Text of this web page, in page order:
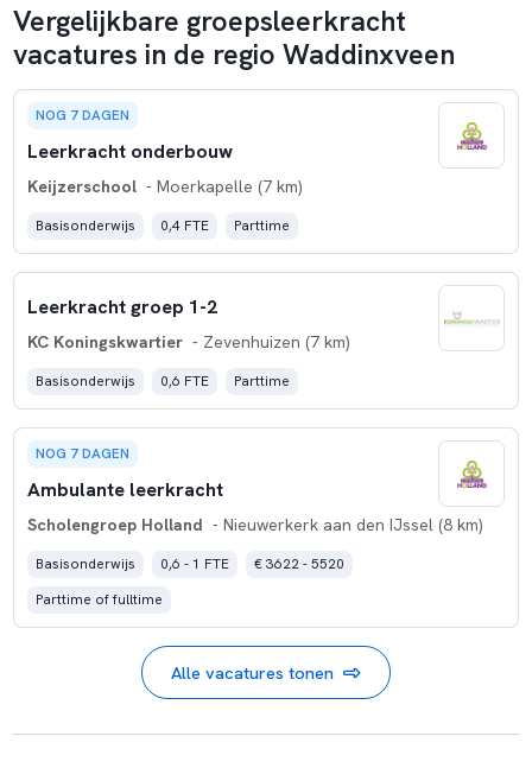
Vergelijkbare groepsleerkracht
vacatures in de regio Waddinxveen
NOG 7 DAGEN
Leerkracht onderbouw
Keijzerschool - Moerkapelle (7 km)
Basisonderwijs 0,4 FTE Parttime
Leerkracht groep 1-2
KC Koningskwartier - Zevenhuizen (7 km)
Basisonderwijs 0,6 FTE Parttime
NOG 7 DAGEN
Ambulante leerkracht
Scholengroep Holland - Nieuwerkerk aan den IJssel (8 km)
Basisonderwijs 0,6 - 1 FTE
€ 3622 - 5520
Parttime of fulltime
Alle vacatures tonen